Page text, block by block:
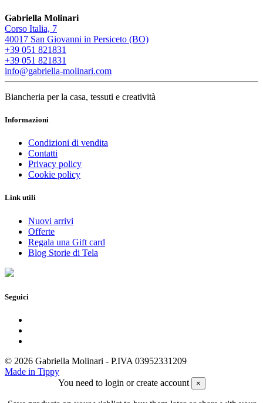
Gabriella Molinari
Corso Italia, 7
40017 San Giovanni in Persiceto (BO)
+39 051 821831
+39 051 821831
info@gabriella-molinari.com
Biancheria per la casa, tessuti e creatività
Informazioni
Condizioni di vendita
Contatti
Privacy policy
Cookie policy
Link utili
Nuovi arrivi
Offerte
Regala una Gift card
Blog Storie di Tela
Seguici
© 2026 Gabriella Molinari - P.IVA 03952331209
Made in Tippy
You need to login or create account
×